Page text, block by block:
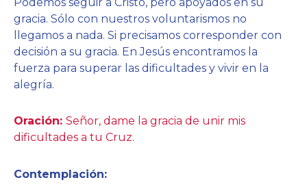
gracia. Sólo con nuestros voluntarismos no
llegamos a nada. Si precisamos corresponder con
decisión a su gracia. En Jesús encontramos la
fuerza para superar las dificultades y vivir en la
alegría.
Oración: Señor, dame la gracia de unir mis
dificultades a tu Cruz.
Contemplación: